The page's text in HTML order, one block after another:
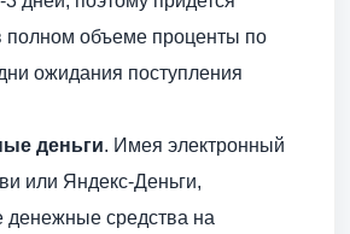
полном объеме проценты по
ожидания поступления
деньги. Имея электронный
или Яндекс-Деньги,
денежные средства на